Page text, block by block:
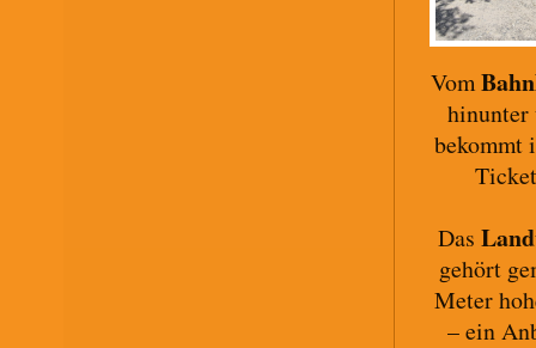
Vom
hinunter
bekommt
Das
gehört
Meter
– ein